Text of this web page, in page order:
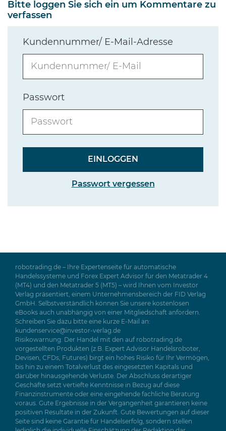
Bitte loggen Sie sich ein um Kommentare zu
verfassen
Kundennummer/ E-Mail-Adresse
Passwort
Passwort vergessen
robotrading.de – Ihre Expertenseite für automatische
Handelssysteme und Forex Expert Advisor für den Metatrader 4
(MT4) und den Metatrader 5 (MT5) – wird Ihnen vom Investor
Verlag präsentiert, einem Unternehmensbereich der FID Verlag
GmbH. Selbstverständlich können Sie unsere kostenlosen
eBooks auch unabhängig von einer Mitgliedschaft anfordern.
Schreiben Sie dazu bitte eine kurze E-Mail an:
kundenservice@investor-verlag.de
Risikowarnung: Der Handel mit den auf robotrading.de
vorgestellten Produkten (z.B. Expert Advisor Handelsroboter,
Devisen, CFDs, Futures) birgt ein hohes Risiko für Ihr Vermögen,
bis hin zu einem Totalverlust des eingesetzten Kapitals und
darüber hinausgehende Verluste. Der Abschluss derartiger
Geschäfte setzt vertiefte Kenntnisse in Bezug auf diese
Finanzinstrumente oder eine eingehende fachliche Beratung
voraus. Gute Ergebnisse in der Vergangenheit garantieren keine
positiven Resultate in der Zukunft. Gute Bewertungen auf dieser
Seite sind keine Garantie für Handelserfolg, sondern stellen